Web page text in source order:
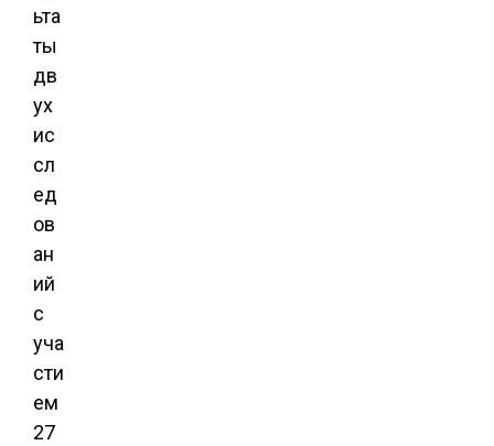
ьта
ты
дв
ух
ис
сл
ед
ов
ан
ий
с
уча
сти
ем
27